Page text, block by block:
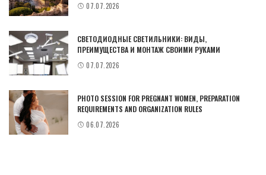
07.07.2026
СВЕТОДИОДНЫЕ СВЕТИЛЬНИКИ: ВИДЫ,
ПРЕИМУЩЕСТВА И МОНТАЖ СВОИМИ РУКАМИ
07.07.2026
PHOTO SESSION FOR PREGNANT WOMEN, PREPARATION
REQUIREMENTS AND ORGANIZATION RULES
06.07.2026